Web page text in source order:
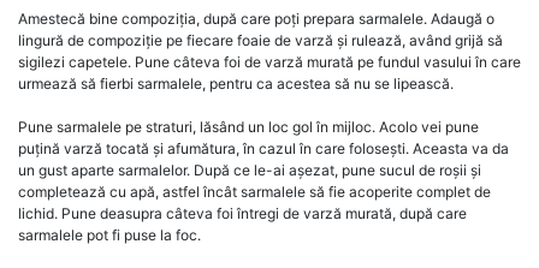
Amestecă bine compoziția, după care poți prepara sarmalele. Adaugă o
lingură de compoziție pe fiecare foaie de varză și rulează, având grijă să
sigilezi capetele. Pune câteva foi de varză murată pe fundul vasului în care
urmează să fierbi sarmalele, pentru ca acestea să nu se lipească.
Pune sarmalele pe straturi, lăsând un loc gol în mijloc. Acolo vei pune
puțină varză tocată și afumătura, în cazul în care folosești. Aceasta va da
un gust aparte sarmalelor. După ce le-ai așezat, pune sucul de roșii și
completează cu apă, astfel încât sarmalele să fie acoperite complet de
lichid. Pune deasupra câteva foi întregi de varză murată, după care
sarmalele pot fi puse la foc.